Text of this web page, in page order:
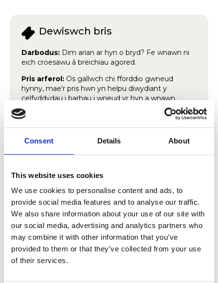
Consent Details About
This website uses cookies
We use cookies to personalise content and ads, to
provide social media features and to analyse our traffic.
We also share information about your use of our site with
our social media, advertising and analytics partners who
may combine it with other information that you’ve
provided to them or that they’ve collected from your use
of their services.
Dewiswch bris
Darbodus: Dim arian ar hyn o bryd? Fe wnawn ni
eich croesawu â breichiau agored.
Pris arferol: Os gallwch chi fforddio gwneud
hynny, mae'r pris hwn yn helpu diwydiant y
celfyddydau i barhau i wneud yr hyn a wnawn.
Talu ymlaen:
Os gallwch fforddio gwneud hynny,
gofynnwn i chi ystyried rhoi ychydig bach mwy i
helpu mwy o bobl i gael mynediad at y
gyfer pawb, ac na ddylai neb gael eu heithrio
oherwydd eu hamgylchiadau ariannol. Mae ein
digwyddiadau 'Dewiswch Bris' yn rhoi cyfle i bawb
brofi perfformiadau byw am bris y gallan nhw ei
fforddio. Gyda chostau byw yn cynyddu, rydyn ni’n
gwybod y gall fod yn anodd i lawer yn ein
cynulleidfa gael mynediad at ddigwyddiadau
diwylliannol. Mae model Dewiswch Bris yn cynnig
fwy - gefnogi eraill na all wneud hynny.